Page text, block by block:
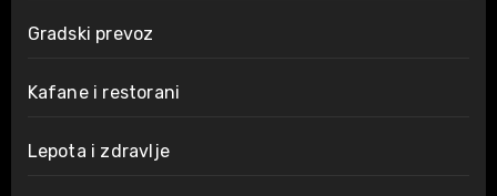
Gradski prevoz
Kafane i restorani
Lepota i zdravlje